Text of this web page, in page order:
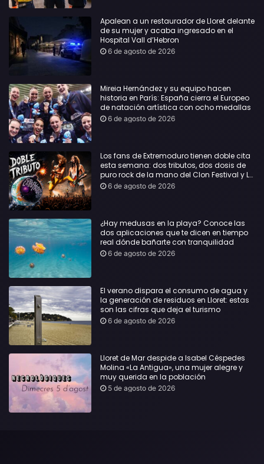
Apalean a un restaurador de Lloret delante
de su mujer y acaba ingresado en el
Hospital Vall d’Hebron
6 de agosto de 2026
Mireia Hernández y su equipo hacen
historia en París: España cierra el Europeo
de natación artística con ocho medallas
6 de agosto de 2026
Los fans de Extremoduro tienen doble cita
esta semana: dos tributos, dos dosis de
puro rock de la mano del Clon Festival y La
Jarana
6 de agosto de 2026
¿Hay medusas en la playa? Conoce las
dos aplicaciones que te dicen en tiempo
real dónde bañarte con tranquilidad
6 de agosto de 2026
El verano dispara el consumo de agua y
la generación de residuos en Lloret: estas
son las cifras que deja el turismo
6 de agosto de 2026
Lloret de Mar despide a Isabel Céspedes
Molina «La Antigua», una mujer alegre y
muy querida en la población
5 de agosto de 2026